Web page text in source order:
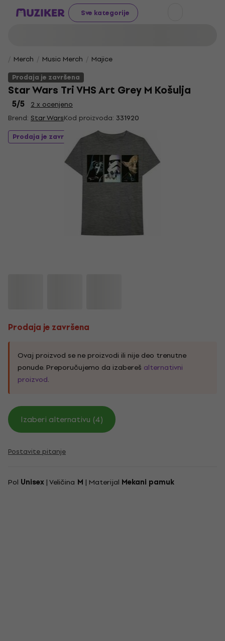
Sve kategorije
Merch Music Merch
Majice
Prodaja je završena
Star Wars Tri VHS Art Grey M Košulja
5/5
2 x ocenjeno
Brend: Star WarsKod proizvoda: 331920
Prodaja je završena
Prodaja je završena
Ovaj proizvod se ne proizvodi ili nije deo trenutne
ponude. Preporučujemo da izabereš alternativni
proizvod.
Izaberi alternativu (4)
Postavite pitanje
Pol Unisex | Veličina M | Materijal Mekani pamuk